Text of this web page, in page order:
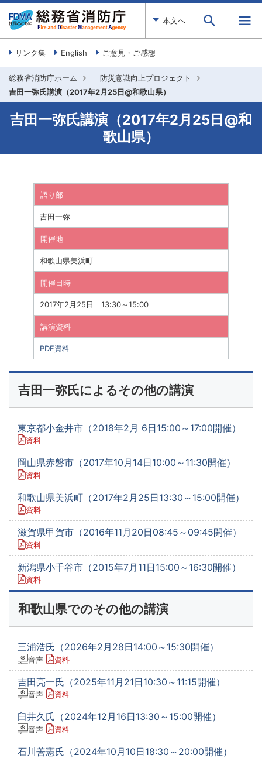
本文へ
リンク集 English ご意見・ご感想
総務省消防庁ホーム
防災意識向上プロジェクト
吉田一弥氏講演（2017年2月25日@和歌山県）
吉田一弥氏講演（2017年2月25日@和
歌山県）
語り部
吉田一弥
開催地
和歌山県美浜町
開催日時
2017年2月25日 13:30～15:00
講演資料
PDF資料
吉田一弥氏によるその他の講演
東京都小金井市（2018年2月 6日15:00～17:00開催）
資料
岡山県赤磐市（2017年10月14日10:00～11:30開催）
資料
和歌山県美浜町（2017年2月25日13:30～15:00開催）
資料
滋賀県甲賀市（2016年11月20日08:45～09:45開催）
資料
新潟県小千谷市（2015年7月11日15:00～16:30開催）
資料
和歌山県でのその他の講演
三浦浩氏（2026年2月28日14:00～15:30開催）
音声 資料
吉田亮一氏（2025年11月21日10:30～11:15開催）
音声 資料
臼井久氏（2024年12月16日13:30～15:00開催）
音声 資料
石川善憲氏（2024年10月10日18:30～20:00開催）